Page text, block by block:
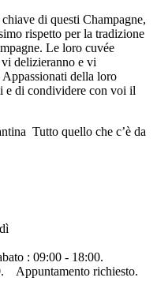
di questi Champagne,
rispetto per la tradizione
Le loro cuvée
vi delizieranno e vi
della loro
e di condividere con voi il
Tutto quello che c’è da
: 09:00 - 18:00.
Appuntamento richiesto.